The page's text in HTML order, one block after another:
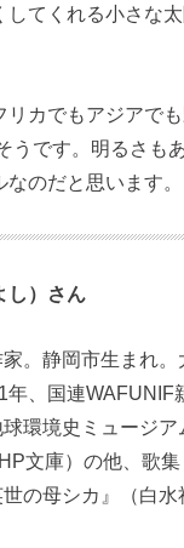
してくれる小さな
カでもアジアで
うです。明るさも
のだと思います。
し）さん
。静岡市生まれ
年、国連WAFUNIF
環境史ミュージ
文庫）の他、歌
世の母シカ』（白水